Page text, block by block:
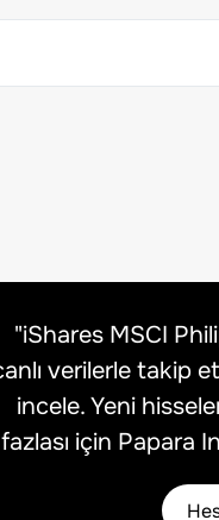
"iShares MSCI
verilerle takip
incele. Yeni
fazlası için Papara